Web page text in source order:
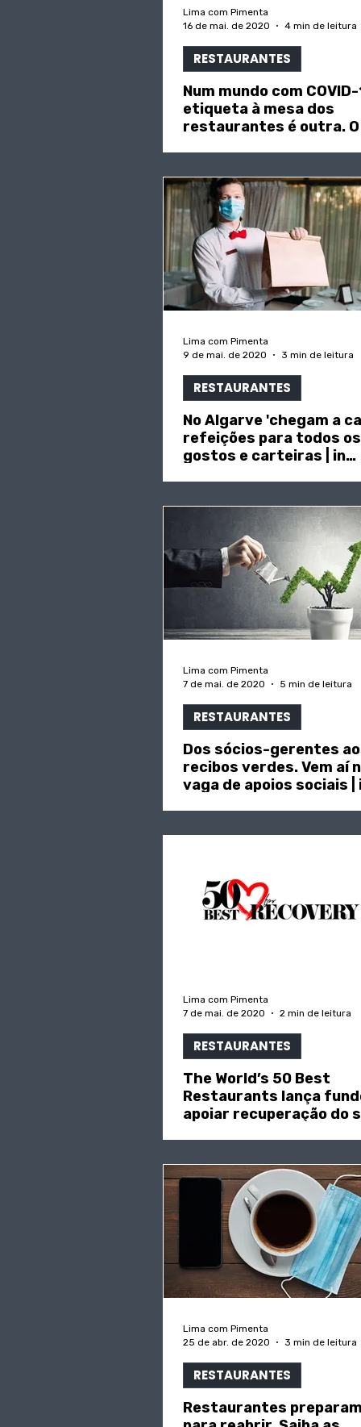
Lima com Pimenta
16 de mai. de 2020
4 min de leitura
RESTAURANTES
Num mundo com
etiqueta à mesa dos
restaurantes é outra. O
Lima com Pimenta
9 de mai. de 2020
3 min de leitura
RESTAURANTES
No Algarve 'chegam a
refeições para todos os
gostos e carteiras | in
Lima com Pimenta
7 de mai. de 2020
5 min de leitura
RESTAURANTES
Dos sócios-gerentes
recibos verdes. Vem aí
vaga de apoios sociais |
Lima com Pimenta
7 de mai. de 2020
2 min de leitura
RESTAURANTES
The World’s 50 Best
Restaurants lança
apoiar recuperação do
Lima com Pimenta
25 de abr. de 2020
3 min de leitura
RESTAURANTES
Restaurantes